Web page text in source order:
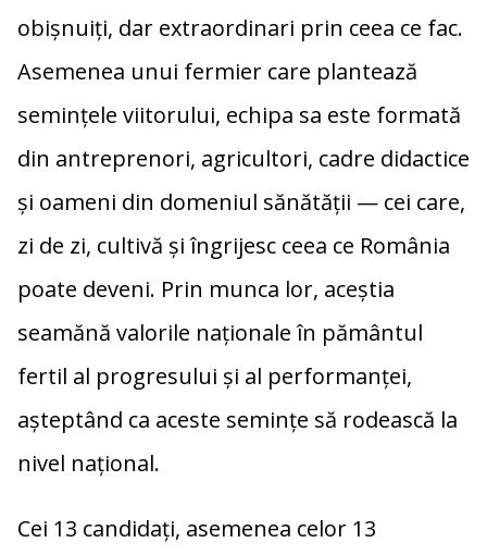
obișnuiți, dar extraordinari prin ceea ce fac.
Asemenea unui fermier care plantează
semințele viitorului, echipa sa este formată
din antreprenori, agricultori, cadre didactice
și oameni din domeniul sănătății — cei care,
zi de zi, cultivă și îngrijesc ceea ce România
poate deveni. Prin munca lor, aceștia
seamănă valorile naționale în pământul
fertil al progresului și al performanței,
așteptând ca aceste semințe să rodească la
nivel național.
Cei 13 candidați, asemenea celor 13